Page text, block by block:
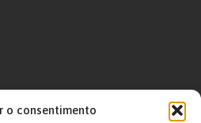
o consentimento